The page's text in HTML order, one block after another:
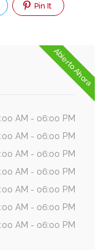
Pin It
Abierto Ahora
AM - 06:00 PM
AM - 06:00 PM
AM - 06:00 PM
AM - 06:00 PM
AM - 06:00 PM
AM - 06:00 PM
AM - 06:00 PM